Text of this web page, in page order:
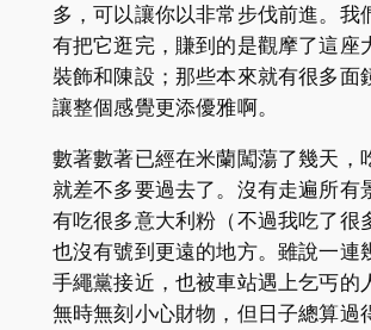
多，可以讓你以非常步伐前進。我
有把它逛完，賺到的是觀摩了這座
裝飾和陳設；那些本來就有很多面
讓整個感覺更添優雅啊。
數著數著已經在米蘭闖蕩了幾天，
就差不多要過去了。沒有走遍所有
有吃很多意大利粉（不過我吃了很
也沒有號到更遠的地方。雖說一連
手繩黨接近，也被車站遇上乞丐的
無時無刻小心財物，但日子總算過